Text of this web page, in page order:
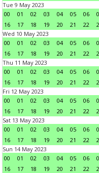
Tue 9 May 2023
00
01 02 03 04 05 06
16
17 18 19 20 21 22
Wed 10 May 2023
00
01 02 03 04 05 06
16
17 18 19 20 21 22
Thu 11 May 2023
00
01 02 03 04 05 06
16
17 18 19 20 21 22
Fri 12 May 2023
00
01 02 03 04 05 06
16
17 18 19 20 21 22
Sat 13 May 2023
00
01 02 03 04 05 06
16
17 18 19 20 21 22
Sun 14 May 2023
00
01 02 03 04 05 06
16
17 18 19 20 21 22